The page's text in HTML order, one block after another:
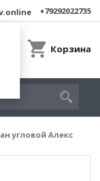
+79292022735
Корзина
угловой Алекс